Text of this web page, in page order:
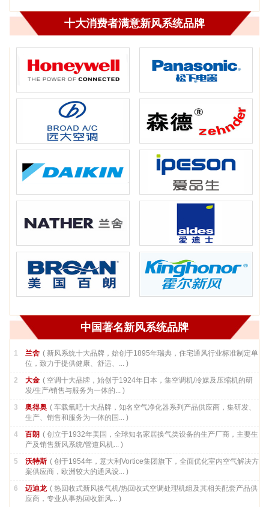
十大消费者满意新风系统品牌
中国著名新风系统品牌
1 兰舍 ( 新风系统十大品牌，始创于1895年瑞典，住宅通风行业标准制定单
位，致力于提供健康、舒适、... )
2
大金 ( 空调十大品牌，始创于1924年日本，集空调机/冷媒及压缩机的研
发/生产/销售与服务为一体的... )
3
奥得奥 ( 车载氧吧十大品牌，知名空气净化器系列产品供应商，集研发、
生产、销售和服务为一体的国... )
4
百朗 ( 创立于1932年美国，全球知名家居换气类设备的生产厂商，主要生
产及销售新风系统/管道风机... )
5
沃特斯 ( 创于1954年，意大利Vortice集团旗下，全面优化室内空气解决方
案供应商，欧洲较大的通风设... )
6
迈迪龙 ( 热回收式新风换气机/热回收式空调处理机组及其相关配套产品供
应商，专业从事热回收新风... )